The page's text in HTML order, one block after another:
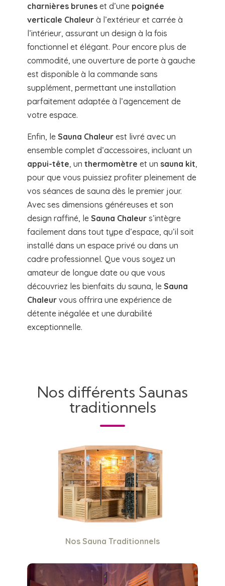
charnières bruneset d’une poignée
verticale Chaleurà l’extérieur et carrée à
l’intérieur, assurant un design à la fois
fonctionnel et élégant. Pour encore plus de
commodité, une ouverture de porte à gauche
est disponible à la commande sans
supplément, permettant une installation
parfaitement adaptée à l’agencement de
votre espace.
Enfin, le Sauna Chaleurest livré avec un
ensemble complet d’accessoires, incluant un
appui-tête, un thermomètre et un sauna kit,
pour que vous puissiez profiter pleinement de
vos séances de sauna dès le premier jour.
Avec ses dimensions généreuses et son
design raffiné, le Sauna Chaleurs’intègre
facilement dans tout type d’espace, qu’il soit
installé dans un espace privé ou dans un
cadre professionnel. Que vous soyez un
amateur de longue date ou que vous
découvriez les bienfaits du sauna, le Sauna
Chaleurvous offrira une expérience de
détente inégalée et une durabilité
exceptionnelle.
Nos différents Saunas
traditionnels
Nos Sauna Traditionnels